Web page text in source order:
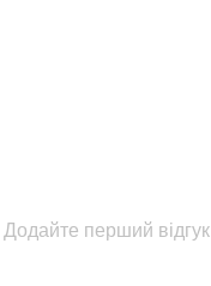
Додайте перший відгук